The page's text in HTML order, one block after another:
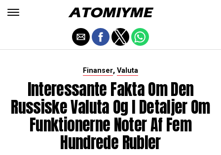
Finanser, Valuta
Interessante Fakta Om Den
Russiske Valuta Og I Detaljer Om
Funktionerne Noter Af Fem
Hundrede Rubler